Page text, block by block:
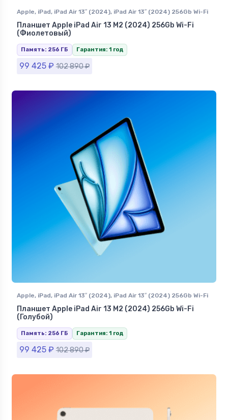
Apple, iPad, iPad Air 13″ (2024), iPad Air 13″ (2024) 256Gb Wi-Fi
Планшет Apple iPad Air 13 M2 (2024) 256Gb Wi-Fi
(Фиолетовый)
Память: 256 ГБ Гарантия: 1 год
99 425 ₽ 102 890₽
Apple, iPad, iPad Air 13″ (2024), iPad Air 13″ (2024) 256Gb Wi-Fi
Планшет Apple iPad Air 13 M2 (2024) 256Gb Wi-Fi
(Голубой)
Память: 256 ГБ Гарантия: 1 год
99 425 ₽ 102 890₽